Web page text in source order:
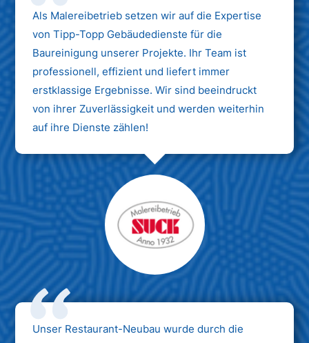
Als Malereibetrieb setzen wir auf die Expertise
von Tipp-Topp Gebäudedienste für die
Baureinigung unserer Projekte. Ihr Team ist
professionell, effizient und liefert immer
erstklassige Ergebnisse. Wir sind beeindruckt
von ihrer Zuverlässigkeit und werden weiterhin
auf ihre Dienste zählen!
Unser Restaurant-Neubau wurde durch die